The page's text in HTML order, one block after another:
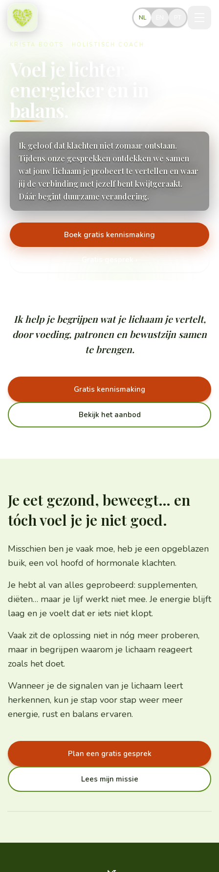
Naar hoofdinhoud
NL
KRISTA BOOTS · HOLISTISCH COACH
Voel je lichter,
energieker en in
balans.
Ik geloof dat klachten niet zomaar ontstaan.
Tijdens onze gesprekken ontdekken we samen
wat jouw lichaam je probeert te vertellen en waar
jij de verbinding met jezelf bent kwijtgeraakt.
Dáár begint duurzame verandering.
Boek gratis kennismaking
Gratis gesprek ›
Ik help je begrijpen wat je lichaam je vertelt,
door voeding, patronen en bewustzijn samen
te brengen.
Gratis kennismaking
Bekijk het aanbod
Je eet gezond, beweegt… en
tóch voel je je niet goed.
Misschien ben je vaak moe, heb je een opgeblazen
buik, een vol hoofd of hormonale klachten.
Je hebt al van alles geprobeerd: supplementen,
diëten… maar je lijf werkt niet mee. Je energie blijft
laag en je voelt dat er iets niet klopt.
Vaak zit de oplossing niet in nóg meer proberen,
maar in begrijpen waarom je lichaam reageert
zoals het doet.
Wanneer je de signalen van je lichaam leert
herkennen, kun je stap voor stap weer meer
energie, rust en balans ervaren.
Plan een gratis gesprek
Lees mijn missie